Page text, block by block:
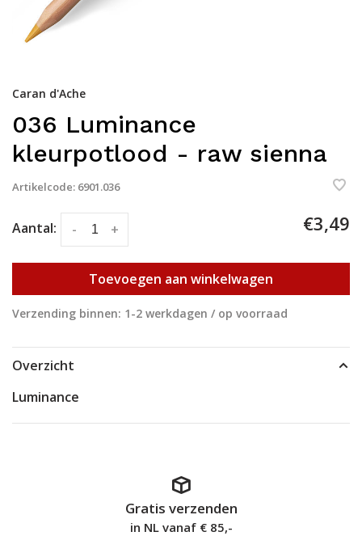
Caran d'Ache
036 Luminance
kleurpotlood - raw sienna
Artikelcode: 6901.036
Aantal: +
- €3,49
Toevoegen aan winkelwagen
Verzending binnen: 1-2 werkdagen / op voorraad
Overzicht
Luminance
Gratis verzenden
in NL vanaf € 85,-